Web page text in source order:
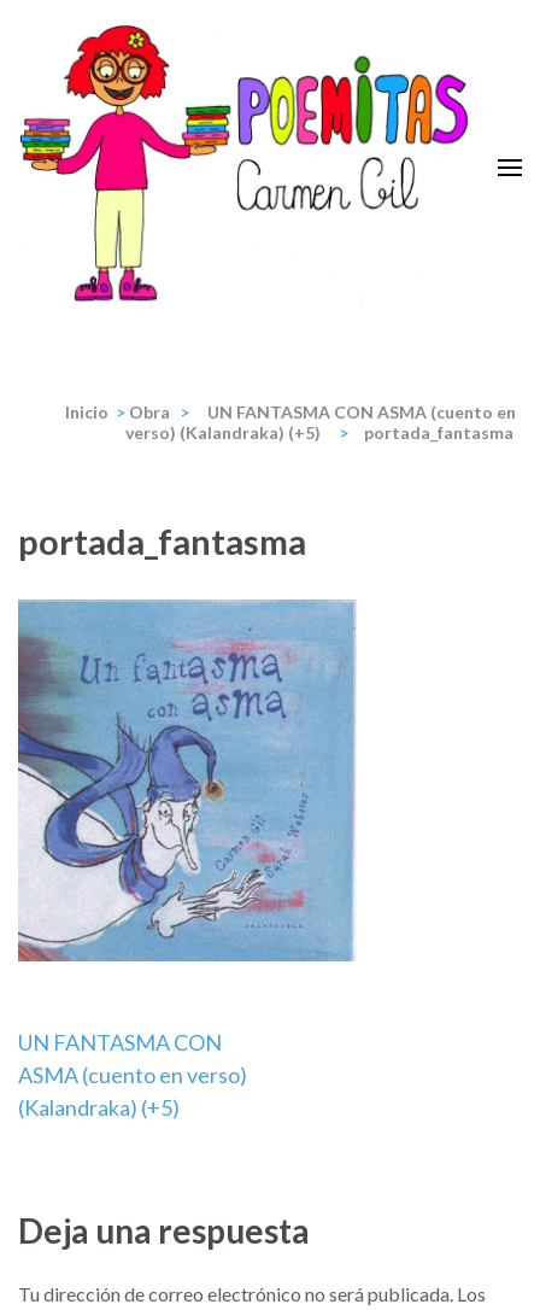
contenido
(presiona
tecla
Inicio > Obra >
UN FANTASMA CON ASMA (cuento en
verso) (Kalandraka) (+5)
> portada_fantasma
portada_fantasma
Navegación
de
UN FANTASMA CON
ASMA (cuento en verso)
(Kalandraka) (+5)
Deja una respuesta
Tu dirección de correo electrónico no será publicada. Los